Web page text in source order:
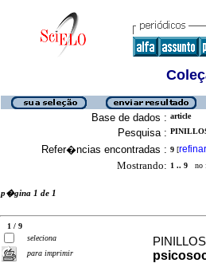
Base de dados : article
Pesquisa :
Refer�ncias encontradas : 9 [refinar
Mostrando: 1 .. 9 no
p�gina 1 de 1
1 / 9
seleciona
para imprimir